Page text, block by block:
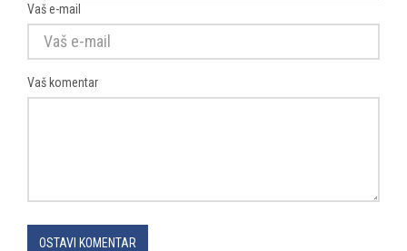
Vaš e-mail
Vaš komentar
OSTAVI KOMENTAR